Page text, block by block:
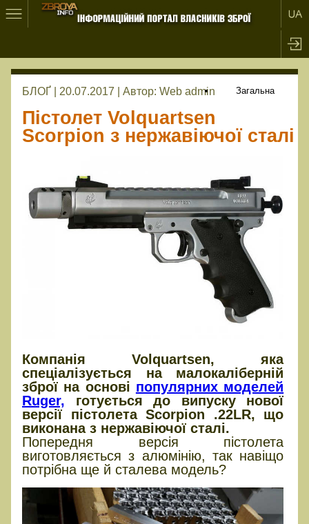
БЛОҐ | 20.07.2017 | Автор: Web admin
Пістолет Volquartsen
Scorpion з нержавіючої сталі
Компанія Volquartsen, яка
спеціалізується на малокаліберній
зброї на основі популярних моделей
Ruger, готується до випуску нової
версії пістолета Scorpion .22LR, що
виконана з нержавіючої сталі.
Попередня версія пістолета
виготовляється з алюмінію, так навіщо
потрібна ще й сталева модель?
Загальна